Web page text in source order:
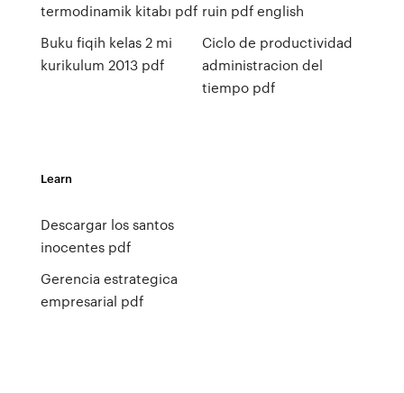
termodinamik kitabı pdf
Buku fiqih kelas 2 mi
kurikulum 2013 pdf
ruin pdf english
Ciclo de productividad
administracion del
tiempo pdf
Learn
Descargar los santos
inocentes pdf
Gerencia estrategica
empresarial pdf